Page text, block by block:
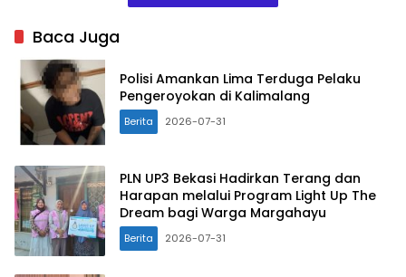
Baca Juga
Polisi Amankan Lima Terduga Pelaku
Pengeroyokan di Kalimalang
Berita 2026-07-31
PLN UP3 Bekasi Hadirkan Terang dan
Harapan melalui Program Light Up The
Dream bagi Warga Margahayu
Berita 2026-07-31